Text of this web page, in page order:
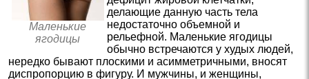
Маленькие
ягодицы
делающие данную часть тела
недостаточно объемной и
рельефной. Маленькие ягодицы
обычно встречаются у худых людей,
нередко бывают плоскими и асимметричными, вносят
диспропорцию в фигуру. И мужчины, и женщины,